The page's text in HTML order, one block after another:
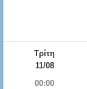
Τρίτη
11/08
00:00